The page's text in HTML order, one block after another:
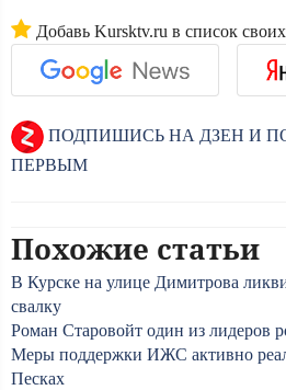
Добавь Kursktv.ru в список
ПОДПИШИСЬ НА ДЗЕН И
ПЕРВЫМ
Похожие статьи
В Курске на улице Димитрова
свалку
Роман Старовойт один из лидеров
Меры поддержки ИЖС активно
Песках